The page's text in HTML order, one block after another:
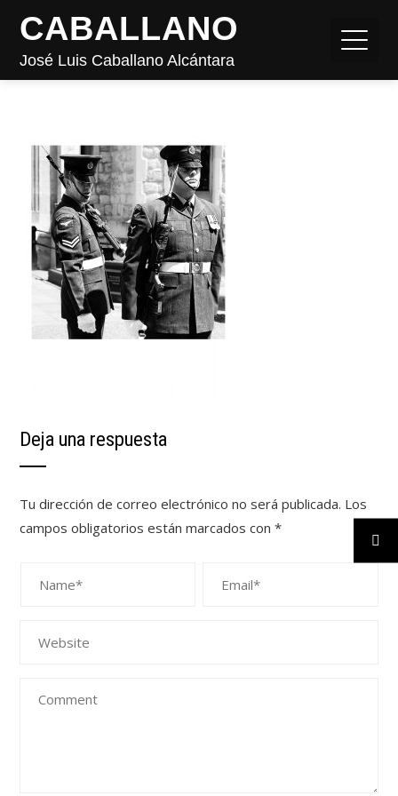
CABALLANO
José Luis Caballano Alcántara
Deja una respuesta
Tu dirección de correo electrónico no será publicada. Los
campos obligatorios están marcados con*